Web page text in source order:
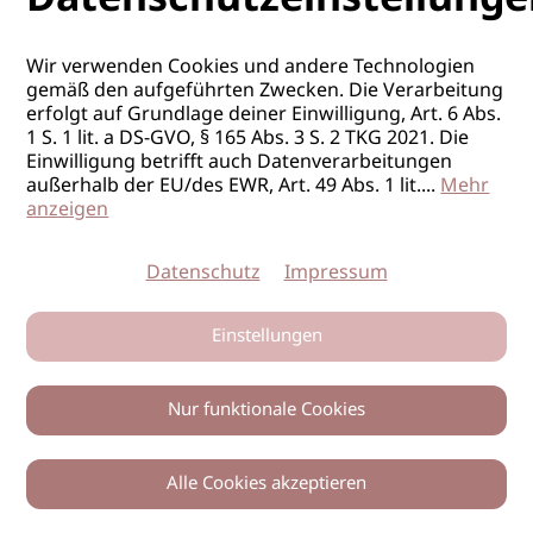
FRISEUR/IN
ORT
Stuttgart
HAIR’N’MORE Stuttgart Vaihingen
POSITION
Top-Stylist*in
PENSUM:
Vollzeit
Wir verwenden Cookies und andere Technologien
gemäß den aufgeführten Zwecken. Die Verarbeitung
erfolgt auf Grundlage deiner Einwilligung, Art. 6 Abs.
1 S. 1 lit. a DS-GVO, § 165 Abs. 3 S. 2 TKG 2021. Die
Einwilligung betrifft auch Datenverarbeitungen
außerhalb der EU/des EWR, Art. 49 Abs. 1 lit....Mehr
anzeigen
Datenschutz Impressum
Einstellungen
Nur funktionale Cookies
Alle Cookies akzeptieren